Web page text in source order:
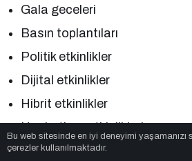
Gala geceleri
Basın toplantıları
Politik etkinlikler
Dijital etkinlikler
Hibrit etkinlikler
Hackathon etkinlikleri
İnovasyon yarışmaları
Bu web sitesinde en iyi deneyimi yaşamanızı
çerezler kullanılmaktadır.